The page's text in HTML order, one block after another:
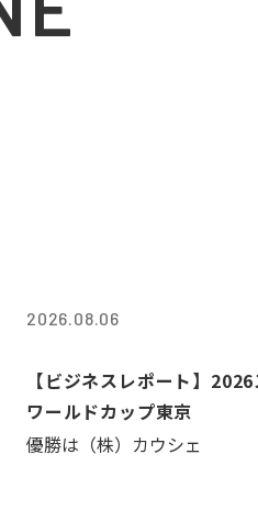
2026.08.06
【ビジネスレポート】
ワールドカップ東京
優勝は（株）カウシェ